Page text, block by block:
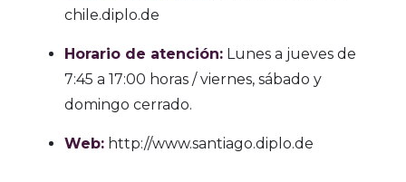
chile.diplo.de
Horario de atención: Lunes a jueves de
7:45 a 17:00 horas / viernes, sábado y
domingo cerrado.
Web: http://www.santiago.diplo.de